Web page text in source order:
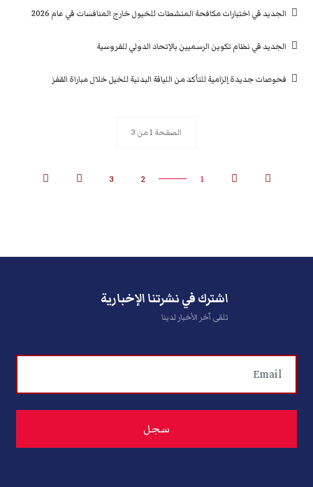
الجديد في اختبارات مكافحة المنشطات للخيول خارج المنافسات في عام 2026
الجديد في نظام تكوين الرسميين بالإتحاد الدولي للفروسية
فحوصات جديدة إلزامية للتأكد من اللياقة البدنية للخيل خلال مباراة القفز
الصفحة 1 من 3
1
2
3
اشترك في نشرتنا الإخبارية
تلقى آخر الأخبار لدينا